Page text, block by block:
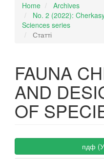
Home
Archives
No. 2 (2022):
Sciences series
Статті
FAUNA
AND
OF
Article пдф